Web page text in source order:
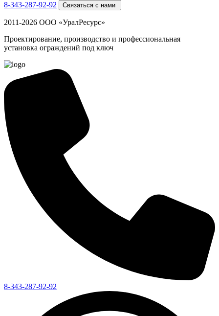
8-343-287-92-92
Связаться с нами
2011-2026 ООО «УралРесурс»
Проектирование, производство и профессиональная
установка ограждений под ключ
8-343-287-92-92